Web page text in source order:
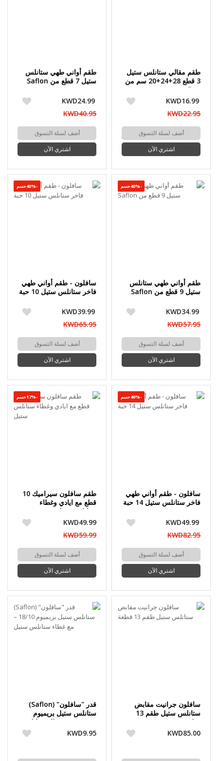
طقم مقالي ستانلس ستيل
3 قطع 28+24+20 سم من
Saflon
KWD16.99
KWD22.95
أضف لسلة التسوق
اشتري الآن
طقم أواني طهي ستانلس
ستيل 7 قطع من Saflon
KWD24.99
KWD40.95
أضف لسلة التسوق
اشتري الآن
-40%حسم
طقم أواني طهي ستانلس
ستيل 9 قطع من Saflon
KWD34.99
KWD57.95
أضف لسلة التسوق
اشتري الآن
-40%حسم
سافلون - طقم أواني طهي
فاخر ستانلس ستيل 10 حبة
KWD39.99
KWD65.95
أضف لسلة التسوق
اشتري الآن
-40%حسم
سافلون - طقم أواني طهي
فاخر ستانلس ستيل 14 حبة
KWD49.99
KWD82.95
أضف لسلة التسوق
اشتري الآن
-17%حسم
طقم سافلون سيراميك 10
قطع مع ايادي وغطاء
ستانلس ستيل
KWD49.99
KWD59.99
أضف لسلة التسوق
اشتري الآن
سافلون جرانيت مقابض
ستانلس ستيل طقم 13
قطعة
KWD85.00
قدر "سافلون" (Saflon)
ستانلس ستيل بريميوم
18/10 – مع غطاء ستانلس
ستيل
KWD9.95